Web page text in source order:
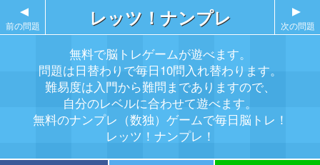
レッツ！ナンプレ
無料で脳トレゲームが遊べます。
問題は日替わりで毎日10問入れ替わります。
難易度は入門から難問までありますので、
自分のレベルに合わせて遊べます。
無料のナンプレ（数独）ゲームで毎日脳トレ！
レッツ！ナンプレ！
▲
前の問題
▲
次の問題